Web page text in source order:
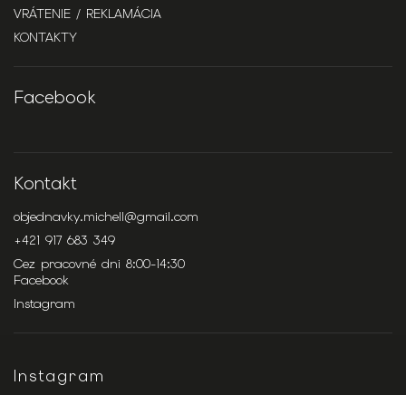
VRÁTENIE / REKLAMÁCIA
KONTAKTY
Facebook
Kontakt
objednavky.michell@gmail.com
+421 917 683 349
Cez pracovné dni 8:00-14:30
Facebook
Instagram
Instagram